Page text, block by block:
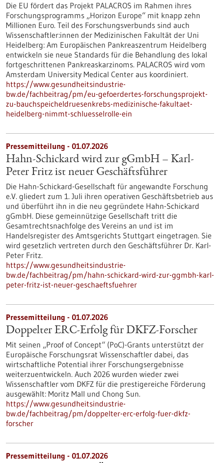
Die EU fördert das Projekt PALACROS im Rahmen ihres
Forschungsprogramms „Horizon Europe“ mit knapp zehn
Millionen Euro. Teil des Forschungsverbunds sind auch
Wissenschaftler:innen der Medizinischen Fakultät der Uni
Heidelberg: Am Europäischen Pankreaszentrum Heidelberg
entwickeln sie neue Standards für die Behandlung des lokal
fortgeschrittenen Pankreaskarzinoms. PALACROS wird vom
Amsterdam University Medical Center aus koordiniert.
https://www.gesundheitsindustrie-
bw.de/fachbeitrag/pm/eu-gefoerdertes-forschungsprojekt-
zu-bauchspeicheldruesenkrebs-medizinische-fakultaet-
heidelberg-nimmt-schluesselrolle-ein
Pressemitteilung - 01.07.2026
Hahn-Schickard wird zur gGmbH – Karl-
Peter Fritz ist neuer Geschäftsführer
Die Hahn-Schickard-Gesellschaft für angewandte Forschung
e.V. gliedert zum 1. Juli ihren operativen Geschäftsbetrieb aus
und überführt ihn in die neu gegründete Hahn-Schickard
gGmbH. Diese gemeinnützige Gesellschaft tritt die
Gesamtrechtsnachfolge des Vereins an und ist im
Handelsregister des Amtsgerichts Stuttgart eingetragen. Sie
wird gesetzlich vertreten durch den Geschäftsführer Dr. Karl-
Peter Fritz.
https://www.gesundheitsindustrie-
bw.de/fachbeitrag/pm/hahn-schickard-wird-zur-ggmbh-karl-
peter-fritz-ist-neuer-geschaeftsfuehrer
Pressemitteilung - 01.07.2026
Doppelter ERC-Erfolg für DKFZ-Forscher
Mit seinen „Proof of Concept“ (PoC)-Grants unterstützt der
Europäische Forschungsrat Wissenschaftler dabei, das
wirtschaftliche Potential ihrer Forschungsergebnisse
weiterzuentwickeln. Auch 2026 wurden wieder zwei
Wissenschaftler vom DKFZ für die prestigereiche Förderung
ausgewählt: Moritz Mall und Chong Sun.
https://www.gesundheitsindustrie-
bw.de/fachbeitrag/pm/doppelter-erc-erfolg-fuer-dkfz-
forscher
Pressemitteilung - 01.07.2026